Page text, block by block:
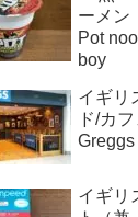
ーメ
Pot
boy
イギリ
ド/カ
Greggs
イギリ